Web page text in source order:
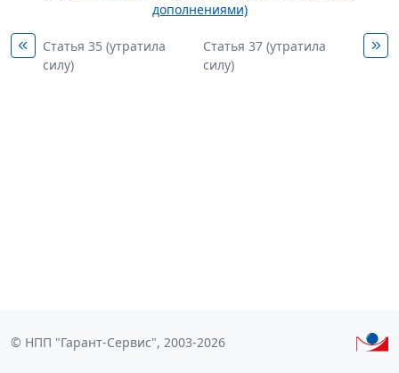
дополнениями)
Статья 35 (утратила
силу)
Статья 37 (утратила
силу)
© НПП "Гарант-Сервис", 2003-2026